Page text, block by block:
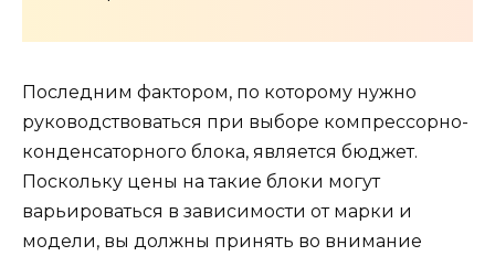
Последним фактором, по которому нужно
руководствоваться при выборе компрессорно-
конденсаторного блока, является бюджет.
Поскольку цены на такие блоки могут
варьироваться в зависимости от марки и
модели, вы должны принять во внимание